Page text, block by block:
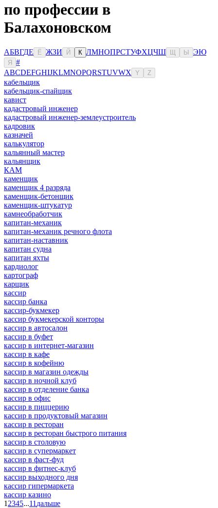
по профессии в
Балахоновском
АБВГДЕ Ё ЖЗИ Й К ЛМНОПРСТУФХЦЧШ Ы ЭЮ
Я
#
ABCDEFGHIJKLMNOPQRSTUVWX Y Z
кабельщик
кабельщик-спайщик
кавист
кадастровый инженер
кадастровый инженер-землеустроитель
кадровик
казначей
калькулятор
кальянный мастер
кальянщик
КАМ
каменщик
каменщик 4 разряда
каменщик-бетонщик
каменщик-штукатур
камнеобработчик
капитан-механик
капитан-механик речного флота
капитан-наставник
капитан судна
капитан яхты
кардиолог
картограф
карщик
кассир
кассир банка
кассир-букмекер
кассир букмекерской конторы
кассир в автосалон
кассир в буфет
кассир в интернет-магазин
кассир в кафе
кассир в кофейню
кассир в магазин одежды
кассир в ночной клуб
кассир в отделение банка
кассир в офис
кассир в пиццерию
кассир в продуктовый магазин
кассир в ресторан
кассир в ресторан быстрого питания
кассир в столовую
кассир в супермаркет
кассир в фаст-фуд
кассир в фитнес-клуб
кассир выходного дня
кассир гипермаркета
кассир казино
1 2345...11 дальше